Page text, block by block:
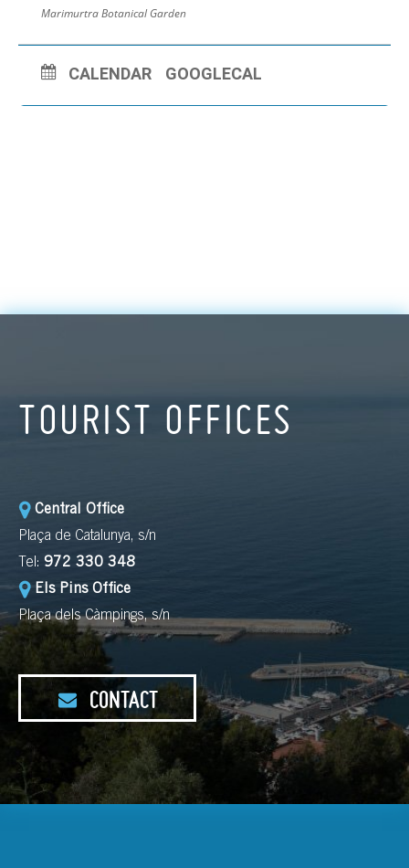
Marimurtra Botanical Garden
CALENDAR GOOGLECAL
TOURIST OFFICES
Central Office
Plaça de Catalunya, s/n
Tel: 972 330 348
Els Pins Office
Plaça dels Càmpings, s/n
CONTACT